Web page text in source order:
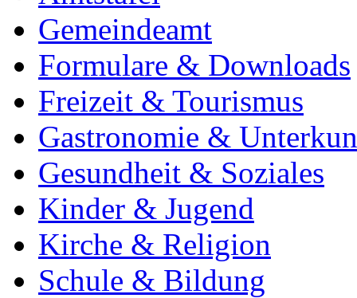
Gemeindeamt
Formulare & Downloads
Freizeit & Tourismus
Gastronomie &
Gesundheit & Soziales
Kinder & Jugend
Kirche & Religion
Schule & Bildung